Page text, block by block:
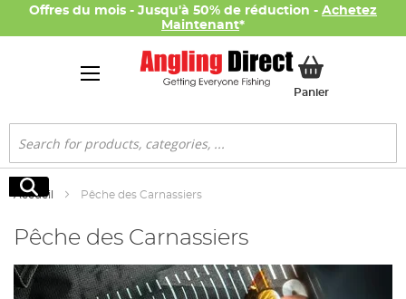
Offres du mois - Jusqu'à 50% de réduction - Achetez
Maintenant*
PanierMon panier
Rechercher
Rechercher
Accueil Pêche des Carnassiers
Pêche des Carnassiers